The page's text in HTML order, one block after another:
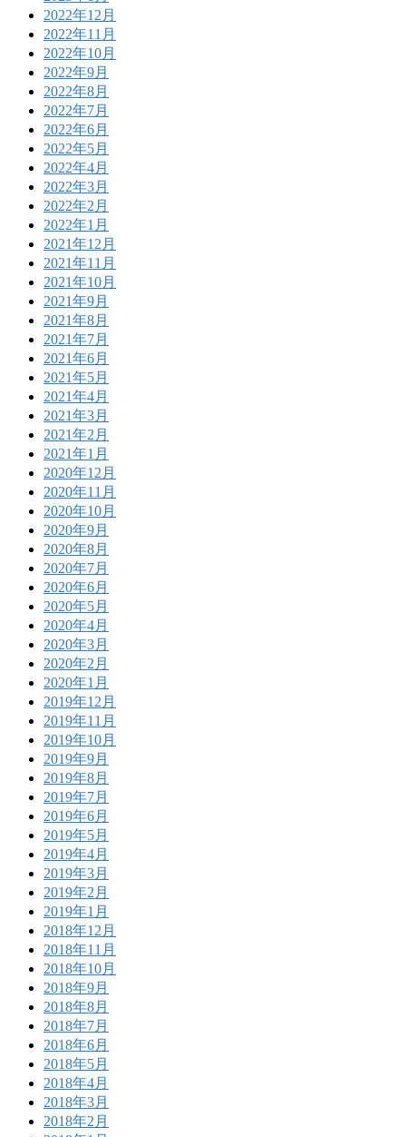
2022年12月
2022年11月
2022年10月
2022年9月
2022年8月
2022年7月
2022年6月
2022年5月
2022年4月
2022年3月
2022年2月
2022年1月
2021年12月
2021年11月
2021年10月
2021年9月
2021年8月
2021年7月
2021年6月
2021年5月
2021年4月
2021年3月
2021年2月
2021年1月
2020年12月
2020年11月
2020年10月
2020年9月
2020年8月
2020年7月
2020年6月
2020年5月
2020年4月
2020年3月
2020年2月
2020年1月
2019年12月
2019年11月
2019年10月
2019年9月
2019年8月
2019年7月
2019年6月
2019年5月
2019年4月
2019年3月
2019年2月
2019年1月
2018年12月
2018年11月
2018年10月
2018年9月
2018年8月
2018年7月
2018年6月
2018年5月
2018年4月
2018年3月
2018年2月